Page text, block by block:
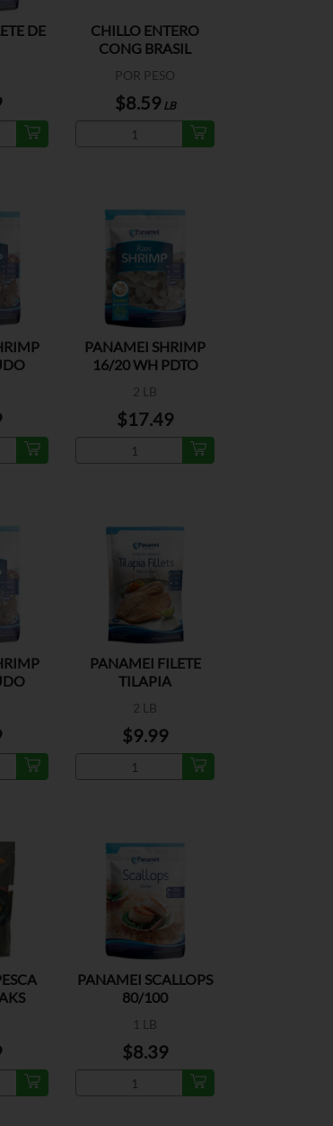
DE
CHILLO ENTERO
CONG BRASIL
POR PESO
$8.59LB
PANAMEI SHRIMP
16/20 WH PDTO
2 LB
$17.49
PANAMEI FILETE
TILAPIA
2 LB
$9.99
PANAMEI SCALLOPS
80/100
1 LB
$8.39